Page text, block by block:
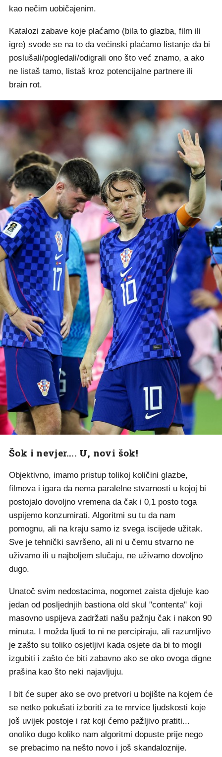
kao nečim uobičajenim.
Katalozi zabave koje plaćamo (bila to glazba, film ili
igre) svode se na to da većinski plaćamo listanje da bi
poslušali/pogledali/odigrali ono što već znamo, a ako
ne listaš tamo, listaš kroz potencijalne partnere ili
brain rot.
Šok i nevjer.... U, novi šok!
Objektivno, imamo pristup tolikoj količini glazbe,
filmova i igara da nema paralelne stvarnosti u kojoj bi
postojalo dovoljno vremena da čak i 0,1 posto toga
uspijemo konzumirati. Algoritmi su tu da nam
pomognu, ali na kraju samo iz svega iscijede užitak.
Sve je tehnički savršeno, ali ni u čemu stvarno ne
uživamo ili u najboljem slučaju, ne uživamo dovoljno
dugo.
Unatoč svim nedostacima, nogomet zaista djeluje kao
jedan od posljednjih bastiona old skul "contenta" koji
masovno uspijeva zadržati našu pažnju čak i nakon 90
minuta. I možda ljudi to ni ne percipiraju, ali razumljivo
je zašto su toliko osjetljivi kada osjete da bi to mogli
izgubiti i zašto će biti zabavno ako se oko ovoga digne
prašina kao što neki najavljuju.
I bit će super ako se ovo pretvori u bojište na kojem će
se netko pokušati izboriti za te mrvice ljudskosti koje
još uvijek postoje i rat koji ćemo pažljivo pratiti...
onoliko dugo koliko nam algoritmi dopuste prije nego
se prebacimo na nešto novo i još skandaloznije.